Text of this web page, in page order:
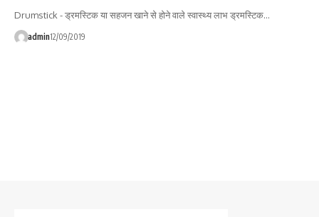
Drumstick - ड्रमस्टिक या सहजन खाने से होने वाले स्वास्थ्य लाभ ड्रमस्टिक…
admin12/09/2019